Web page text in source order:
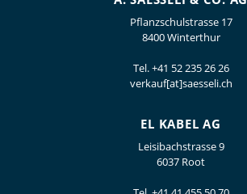
Pflanzschulstrasse 17
8400 Winterthur
Tel.+41 52 235 26 26
verkauf[at]saesseli.ch
EL KABEL AG
Leisibachstrasse 9
6037 Root